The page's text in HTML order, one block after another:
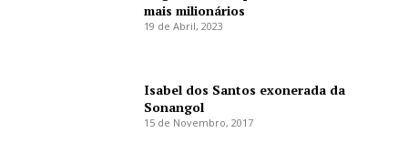
mais milionários
19 de Abril, 2023
Isabel dos Santos exonerada da
Sonangol
15 de Novembro, 2017